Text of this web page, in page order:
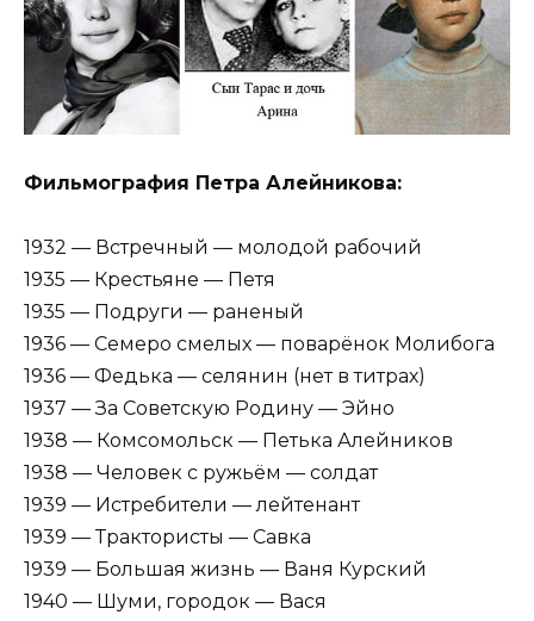
Фильмография Петра Алейникова:
1932 — Встречный — молодой рабочий
1935 — Крестьяне — Петя
1935 — Подруги — раненый
1936 — Семеро смелых — поварёнок Молибога
1936 — Федька — селянин (нет в титрах)
1937 — За Советскую Родину — Эйно
1938 — Комсомольск — Петька Алейников
1938 — Человек с ружьём — солдат
1939 — Истребители — лейтенант
1939 — Трактористы — Савка
1939 — Большая жизнь — Ваня Курский
1940 — Шуми, городок — Вася